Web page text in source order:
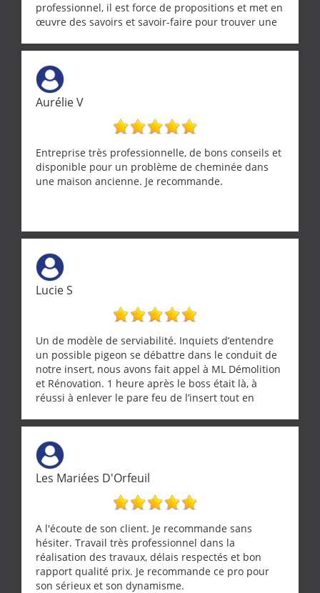
professionnel, il est force de propositions et met en
œuvre des savoirs et savoir-faire pour trouver une
demande de l écoute et de la considération, ce qui
ne se trouve que chez les pationnés de leur métier.
Merci a ce monsieur pour sa disponibilité
Aurélie V
Entreprise très professionnelle, de bons conseils et
disponible pour un problème de cheminée dans
une maison ancienne. Je recommande.
Lucie S
Un de modèle de serviabilité. Inquiets d’entendre
un possible pigeon se débattre dans le conduit de
notre insert, nous avons fait appel à ML Démolition
et Rénovation. 1 heure après le boss était là, à
réussi à enlever le pare feu de l’insert tout en
tourterelle et s’est ensuite patiemment occupé de
l’oiseau jusqu’à ce qu’il reprenne ses esprits et
puisse s’envoler. Après quoi il a procédé au
ramonage de notre insert avec dextérité et une
grande propreté, nous gratifiant également de
nombreux conseils concernant d’autres sujets. Un
entrepreneur comme on souhaite en rencontrer.
Encore un grand merci à lui.
Les Mariées D'Orfeuil
A l'écoute de son client. Je recommande sans
hésiter. Travail très professionnel dans la
réalisation des travaux, délais respectés et bon
rapport qualité prix. Je recommande ce pro pour
son sérieux et son dynamisme.